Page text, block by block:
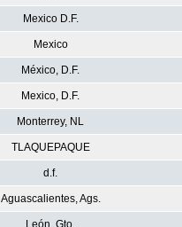
Mexico D.F.
Mexico
México, D.F.
Mexico, D.F.
Monterrey, NL
TLAQUEPAQUE
d.f.
Aguascalientes, Ags.
León, Gto.